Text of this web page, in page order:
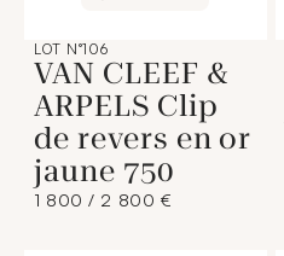
LOT N°106
VAN CLEEF &
ARPELS Clip
de revers en or
jaune 750
1 800 / 2 800 €